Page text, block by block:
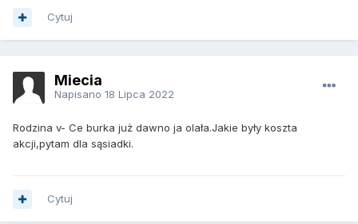
Cytuj
Miecia
Napisano 18 Lipca 2022
Rodzina v- Ce burka już dawno ja olała.Jakie były koszta
akcji,pytam dla sąsiadki.
Cytuj